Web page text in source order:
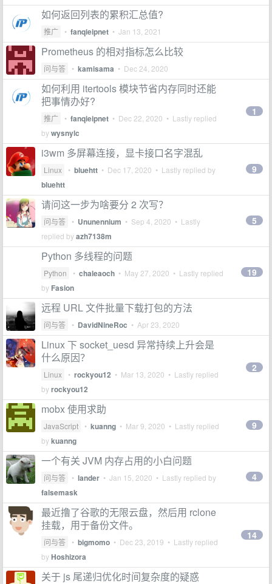
如何返回列表的累积汇总值?
推广 • fanqieipnet • Jan 13, 2021
Prometheus 的相对指标怎么比较
问与答 • kamisama • Dec 24, 2020
如何利用 itertools 模块节省内存同时还能
把事情办好?
推广 • fanqieipnet • Dec 22, 2020 • Lastly replied
bywysnylc
1
i3wm 多屏幕连接，显卡接口名字混乱
Linux • bluehtt • Dec 17, 2020 • Lastly replied by
bluehtt
9
请问这一步为啥要分 2 次写？
问与答 • Ununennium • Sep 4, 2020 • Lastly
replied byazh7138m
5
Python 多线程的问题
Python • chaleaoch • May 27, 2020 • Lastly replied
by Fasion
19
远程 URL 文件批量下载打包的方法
问与答 • DavidNineRoc • Apr 23, 2020
Linux 下 socket_uesd 异常持续上升会是
什么原因？
Linux • rockyou12 • Mar 13, 2020 • Lastly replied
byrockyou12
2
mobx 使用求助
JavaScript • kuanng • Mar 9, 2020 • Lastly replied
bykuanng
9
一个有关 JVM 内存占用的小白问题
问与答 • lander • Jan 15, 2020 • Lastly replied by
falsemask
4
最近撸了谷歌的无限云盘，然后用 rclone
挂载，用于备份文件。
问与答 • bigmomo • Dec 23, 2019 • Lastly replied
byHoshizora
14
关于 js 尾递归优化时间复杂度的疑惑